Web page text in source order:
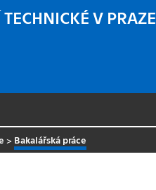
V PRAZE
> Bakalářská práce